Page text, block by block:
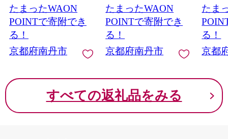
きやき しゃぶしゃぶ
肉 お肉 牛 肉 国産 丹
波産 ブランド 冷凍 京
都 京都産黒毛和牛
たまったWAON
POINTで寄附でき
る！
京都府南丹市
しゃぶしゃぶ肉 お肉
牛 肉 国産 丹波産 ブラ
ンド 冷凍 京都 京都産
黒毛和牛
たまったWAON
POINTで寄附でき
る！
京都府南丹市
たま
る！
京都
すべての返礼品をみる